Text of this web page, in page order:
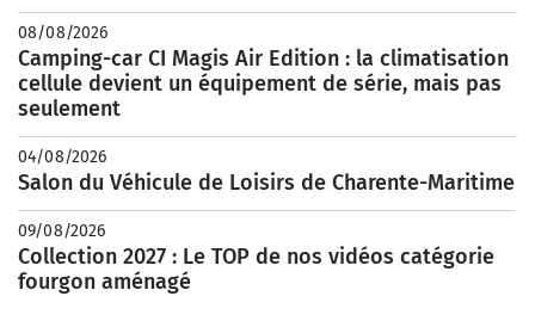
08/08/2026
Camping-car CI Magis Air Edition : la climatisation
cellule devient un équipement de série, mais pas
seulement
04/08/2026
Salon du Véhicule de Loisirs de Charente-Maritime
09/08/2026
Collection 2027 : Le TOP de nos vidéos catégorie
fourgon aménagé